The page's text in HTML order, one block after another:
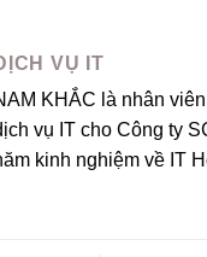
VỤ IT
KHẮC là nhân
vụ IT cho Công ty
kinh nghiệm về IT